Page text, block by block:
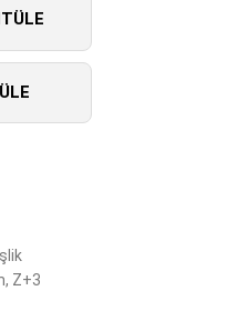
, Z+3